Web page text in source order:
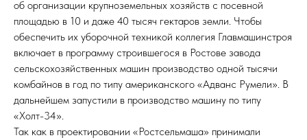
об организации крупноземельных хозяйств с посевной
площадью в 10 и даже 40 тысяч гектаров земли. Чтобы
обеспечить их уборочной техникой коллегия Главмашинстроя
включает в программу строившегося в Ростове завода
сельскохозяйственных машин производство одной тысячи
комбайнов в год по типу американского «Адванс Румели». В
дальнейшем запустили в производство машину по типу
«Холт-34».
Так как в проектировании «Ростсельмаша» принимали